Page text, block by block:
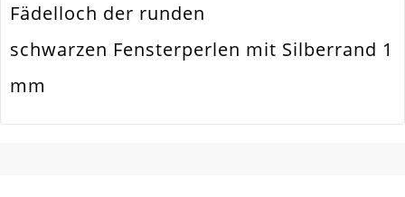
Fädelloch der runden
schwarzen Fensterperlen mit Silberrand 1
mm